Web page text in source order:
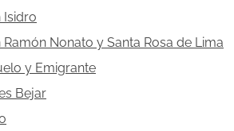
Isidro
Ramón Nonato y Santa Rosa de Lima
y Emigrante
Bejar